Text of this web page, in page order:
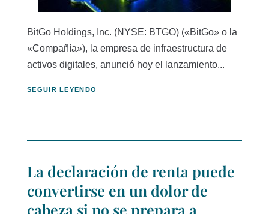
BitGo Holdings, Inc. (NYSE: BTGO) («BitGo» o la
«Compañía»), la empresa de infraestructura de
activos digitales, anunció hoy el lanzamiento...
SEGUIR LEYENDO
La declaración de renta puede
convertirse en un dolor de
cabeza si no se prepara a